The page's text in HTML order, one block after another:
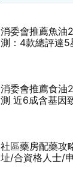
消委會推薦魚油
測：4款總評達5
消委會推薦食油
測 近6成含基因
社區藥房配藥攻
址/合資格人士/